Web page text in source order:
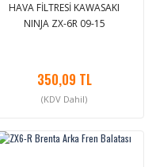
HAVA FİLTRESİ KAWASAKI
NINJA ZX-6R 09-15
350,09 TL
(KDV Dahil)